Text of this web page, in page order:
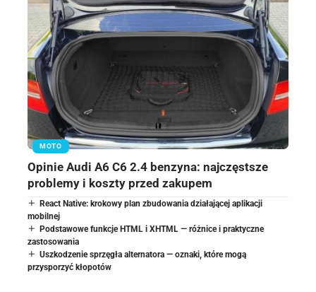
MOTO
Opinie Audi A6 C6 2.4 benzyna: najczęstsze
problemy i koszty przed zakupem
React Native: krokowy plan zbudowania działającej aplikacji
mobilnej
Podstawowe funkcje HTML i XHTML — różnice i praktyczne
zastosowania
Uszkodzenie sprzęgła alternatora — oznaki, które mogą
przysporzyć kłopotów